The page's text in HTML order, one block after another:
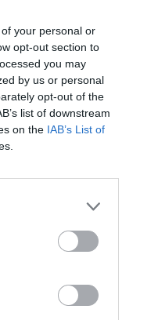
your personal or
opt-out section to
you may
by us or personal
opt-out of the
list of downstream
on the IAB’s List of
Uutiset
Suomen MM-